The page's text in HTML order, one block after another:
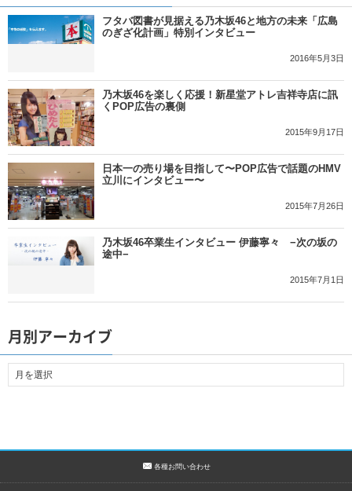
フタバ図書が見据える乃木坂46と地方の未来「広島
のぎざ化計画」特別インタビュー
2016年5月3日
乃木坂46を楽しく応援！新星堂アトレ吉祥寺店に訊
くPOP広告の裏側
2015年9月17日
日本一の売り場を目指して〜POP広告で話題のHMV
立川にインタビュー〜
2015年7月26日
乃木坂46卒業生インタビュー 伊藤寧々 −次の坂の
途中−
2015年7月1日
月別アーカイブ
各種お問い合わせ